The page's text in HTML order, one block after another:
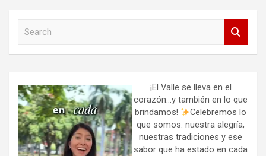
h
¡El Valle se lleva en el
corazón…y también en lo que
brindamos!
Celebremos lo
que somos: nuestra alegría,
nuestras tradiciones y ese
sabor que ha estado en cada